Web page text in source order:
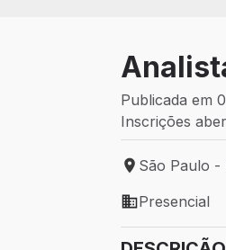
Publicada em
Inscrições
Local de
São Paulo -
Modelo de
Presencial